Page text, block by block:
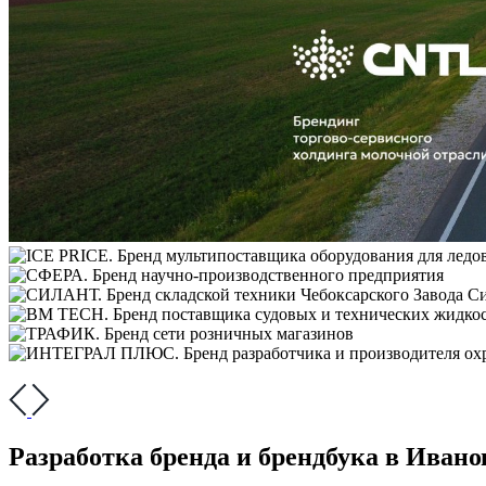
Разработка бренда и брендбука в